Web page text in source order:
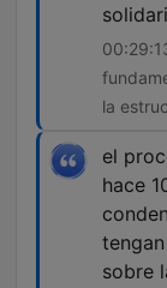
la
el
hace
sobre